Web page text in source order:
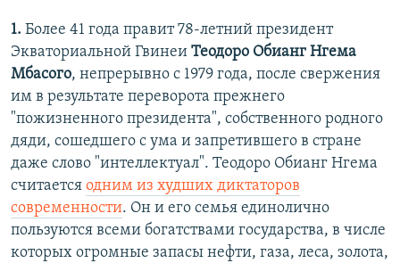
1. Более 41 года правит 78-летний президент
Экваториальной Гвинеи Теодоро Обианг Нгема
Мбасого, непрерывно с 1979 года, после свержения
им в результате переворота прежнего
"пожизненного президента", собственного родного
дяди, сошедшего с ума и запретившего в стране
даже слово "интеллектуал". Теодоро Обианг Нгема
считается одним из худших диктаторов
современности. Он и его семья единолично
пользуются всеми богатствами государства, в числе
которых огромные запасы нефти, газа, леса, золота,